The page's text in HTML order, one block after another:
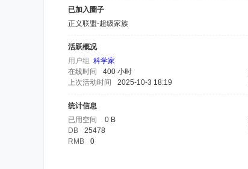
已加入圈子
正义联盟-超级家族
活跃概况
用户组 科学家
在线时间
400 小时
上次活动时间
2025-10-3 18:19
统计信息
已用空间
0 B
DB
25478
RMB
0